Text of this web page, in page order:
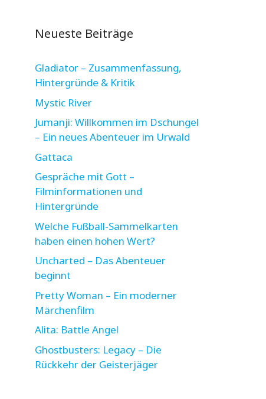
Neueste Beiträge
Gladiator – Zusammenfassung,
Hintergründe & Kritik
Mystic River
Jumanji: Willkommen im Dschungel
– Ein neues Abenteuer im Urwald
Gattaca
Gespräche mit Gott –
Filminformationen und
Hintergründe
Welche Fußball-Sammelkarten
haben einen hohen Wert?
Uncharted – Das Abenteuer
beginnt
Pretty Woman – Ein moderner
Märchenfilm
Alita: Battle Angel
Ghostbusters: Legacy – Die
Rückkehr der Geisterjäger